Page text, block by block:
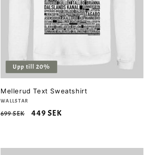
Upp till 20%
Mellerud Text Sweatshirt
Säljare:
WALLSTAR
Ordinarie
699 SEK Försäljningspris
449 SEK